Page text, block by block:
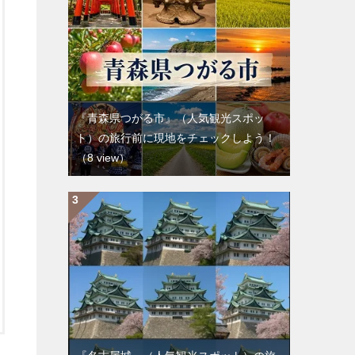
『青森県つがる市』（人気観光スポッ
ト）の旅行前に現地をチェックしよう！
（8 view）